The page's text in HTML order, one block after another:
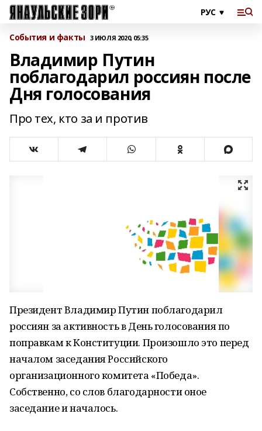
События и факты 3 ИЮЛЯ 2020, 05:35
Владимир Путин
поблагодарил россиян после
Дня голосования
Про тех, кто за и против
Президент Владимир Путин поблагодарил
россиян за активность в День голосования по
поправкам к Конституции. Произошло это перед
началом заседания Российского
организационного комитета «Победа».
Собственно, со слов благодарности оное
заседание и началось.